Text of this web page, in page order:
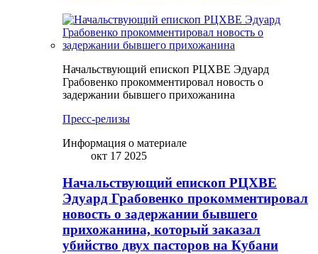
Начальствующий епископ РЦХВЕ Эдуард
Грабовенко прокомментировал новость о
задержании бывшего прихожанина
Пресс-релизы
Информация о материале
окт 17 2025
Начальствующий епископ РЦХВЕ
Эдуард Грабовенко прокомментировал
новость о задержании бывшего
прихожанина, который заказал
убийство двух пасторов на Кубани